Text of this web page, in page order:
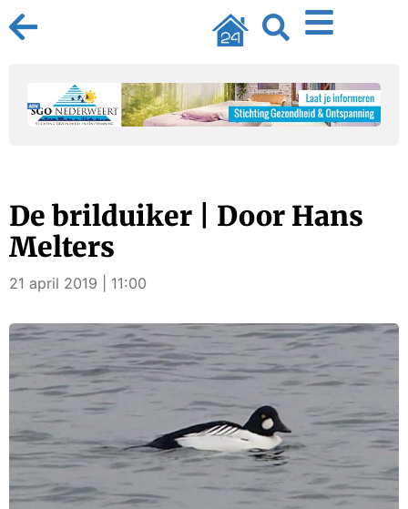
De brilduiker | Door Hans
Melters
21 april 2019 | 11:00